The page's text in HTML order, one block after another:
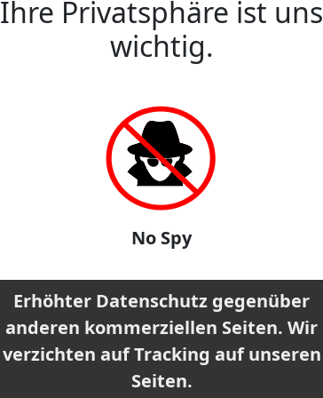
Ihre Privatsphäre ist uns
wichtig.
No Spy
Erhöhter Datenschutz gegenüber
anderen kommerziellen Seiten. Wir
verzichten auf Tracking auf unseren
Seiten.